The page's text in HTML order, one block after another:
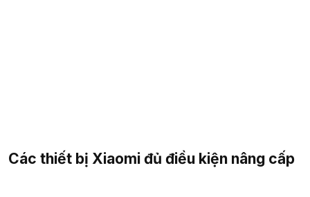
Các thiết bị Xiaomi đủ điều kiện nâng cấp​